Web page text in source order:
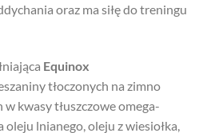
oraz ma siłę do treningu
Equinox
tłoczonych na zimno
kwasy tłuszczowe omega-
oleju lnianego, oleju z wiesiołka,